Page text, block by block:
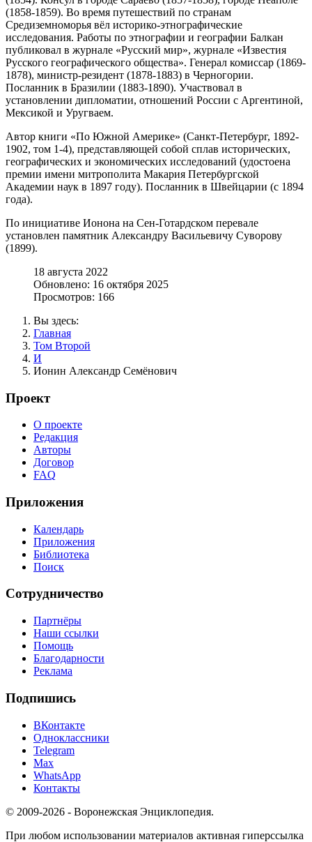
(1858-1859). Во время путешествий по странам
Средиземноморья вёл историко-этнографические
исследования. Работы по этнографии и географии Балкан
публиковал в журнале «Русский мир», журнале «Известия
Русского географического общества». Генерал комиссар (1869-
1878), министр-резидент (1878-1883) в Черногории.
Посланник в Бразилии (1883-1890). Участвовал в
установлении дипломатии, отношений России с Аргентиной,
Мексикой и Уругваем.
Автор книги «По Южной Америке» (Санкт-Петербург, 1892-
1902, том 1-4), представляющей собой сплав исторических,
географических и экономических исследований (удостоена
премии имени митрополита Макария Петербургской
Академии наук в 1897 году). Посланник в Швейцарии (с 1894
года).
По инициативе Ионона на Сен-Готардском перевале
установлен памятник Александру Васильевичу Суворову
(1899).
18 августа 2022
Обновлено: 16 октября 2025
Просмотров: 166
Вы здесь:
Главная
Том Второй
И
Ионин Александр Семёнович
Проект
О проекте
Редакция
Авторы
Договор
FAQ
Приложения
Календарь
Приложения
Библиотека
Поиск
Сотрудничество
Партнёры
Наши ссылки
Помощь
Благодарности
Реклама
Подпишись
ВКонтакте
Одноклассники
Telegram
Max
WhatsApp
Контакты
© 2009-2026 - Воронежская Энциклопедия.
При любом использовании материалов активная гиперссылка